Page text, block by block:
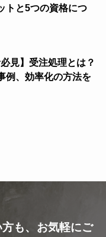
トと5つの資格につ
必見】受注処理とは？
例、効率化の方法を
も、お気軽にご